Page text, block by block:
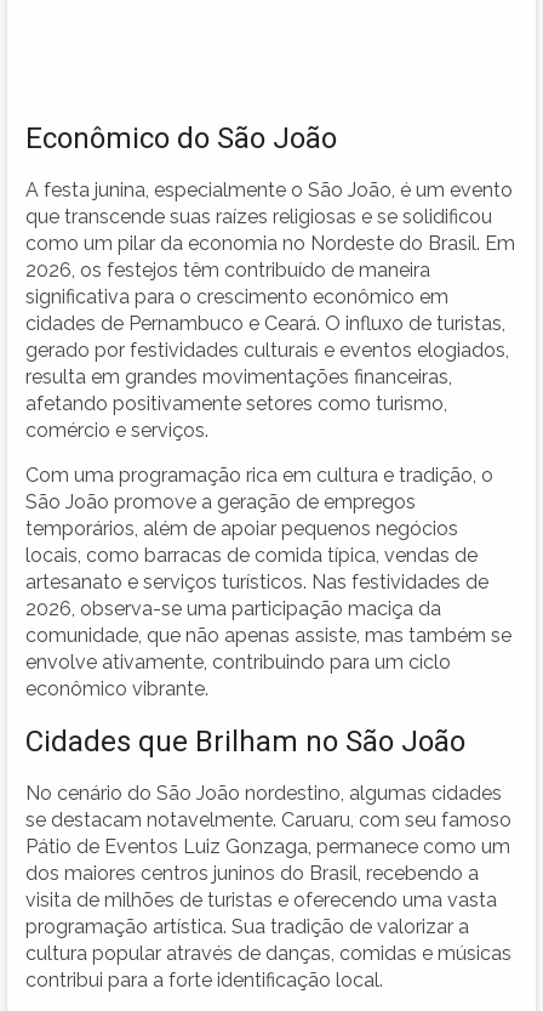
Econômico do São João
A festa junina, especialmente o São João, é um evento
que transcende suas raízes religiosas e se solidificou
como um pilar da economia no Nordeste do Brasil. Em
2026, os festejos têm contribuído de maneira
significativa para o crescimento econômico em
cidades de Pernambuco e Ceará. O influxo de turistas,
gerado por festividades culturais e eventos elogiados,
resulta em grandes movimentações financeiras,
afetando positivamente setores como turismo,
comércio e serviços.
Com uma programação rica em cultura e tradição, o
São João promove a geração de empregos
temporários, além de apoiar pequenos negócios
locais, como barracas de comida típica, vendas de
artesanato e serviços turísticos. Nas festividades de
2026, observa-se uma participação maciça da
comunidade, que não apenas assiste, mas também se
envolve ativamente, contribuindo para um ciclo
econômico vibrante.
Cidades que Brilham no São João
No cenário do São João nordestino, algumas cidades
se destacam notavelmente. Caruaru, com seu famoso
Pátio de Eventos Luiz Gonzaga, permanece como um
dos maiores centros juninos do Brasil, recebendo a
visita de milhões de turistas e oferecendo uma vasta
programação artística. Sua tradição de valorizar a
cultura popular através de danças, comidas e músicas
contribui para a forte identificação local.